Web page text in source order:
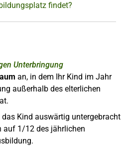
findet?
Unterbringung
an, in dem Ihr Kind im Jahr
außerhalb des elterlichen
Kind auswärtig untergebracht
auf 1/12 des jährlichen